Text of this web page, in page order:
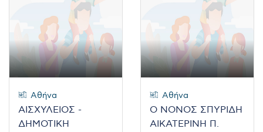
Αθήνα
ΑΙΣΧΥΛΕΙΟΣ -
ΔΗΜΟΤΙΚΗ
Αθήνα
Ο ΝΟΝΟΣ ΣΠΥΡΙΔΗ
ΑΙΚΑΤΕΡΙΝΗ Π.